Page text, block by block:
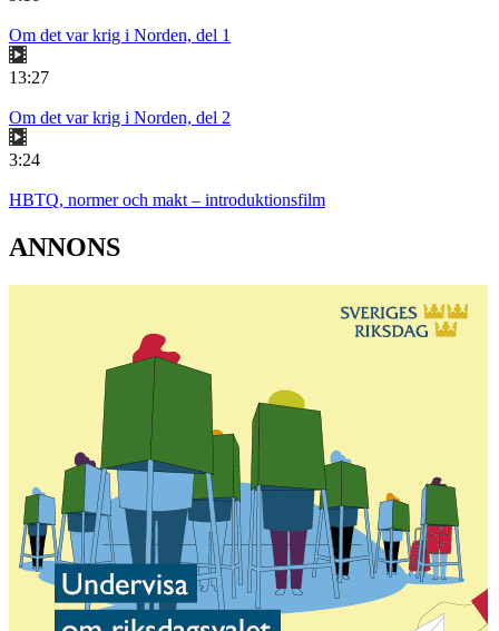
Om det var krig i Norden, del 1
13:27
Om det var krig i Norden, del 2
3:24
HBTQ, normer och makt – introduktionsfilm
ANNONS